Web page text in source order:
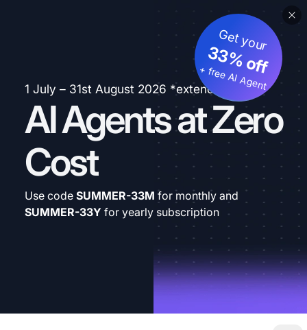
1 July – 31st August 2026 *extended
AI Agents at Zero
Cost
Get your
33% off
+ free AI Agent
Use code SUMMER-33M for monthly and
SUMMER-33Y for yearly subscription